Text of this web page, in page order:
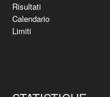
Risultati
Calendario
Limiti